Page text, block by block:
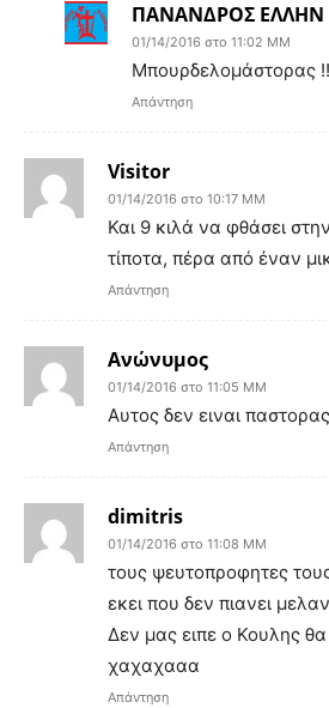
ΠΑΝΑΝΔΡΟΣ ΕΛΛΗΝ
01/14/2016 στο 11:02 ΜΜ
Μπουρδελομάστορας
Απάντηση
Visitor
01/14/2016 στο 10:17 ΜΜ
Και 9 κιλά να φθάσει
τίποτα, πέρα από έναν
Απάντηση
Ανώνυμος
01/14/2016 στο 11:05 ΜΜ
Αυτος δεν ειναι
Απάντηση
dimitris
01/14/2016 στο 11:08 ΜΜ
τους ψευτοπροφητες
εκει που δεν πιανει
Δεν μας ειπε ο Κουλης
χαχαχααα
Απάντηση